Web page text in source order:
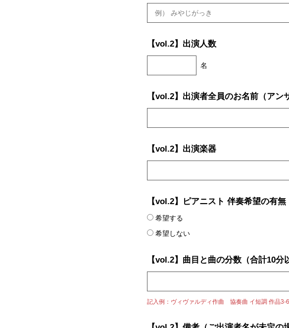
【vol.2】出演人数
名
【vol.2】出演者全員のお名前（アン
【vol.2】出演楽器
【vol.2】ピアニスト 伴奏希望の有無
希望する
希望しない
【vol.2】曲目と曲の分数（合計10分
記入例：ヴィヴァルディ作曲 協奏曲 イ短調 作品3-